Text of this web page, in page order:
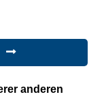
anderen